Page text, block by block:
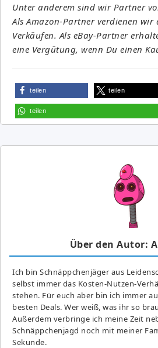
Unter anderem sind wir Partner
Als Amazon-Partner verdienen
Verkäufen. Als eBay-Partner
eine Vergütung, wenn Du einen
teilen teilen
teilen
Über den Autor:
Ich bin Schnäppchenjäger aus
selbst immer das Kosten-Nutzen-
stehen. Für euch aber bin ich immer
besten Deals. Wer weiß, was ihr so
Außerdem verbringe ich meine Zeit
Schnäppchenjagd noch mit meiner
Sekunde.